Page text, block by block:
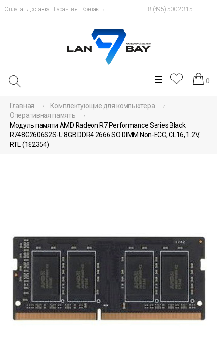
Оплата Доставка Гарантия Контакты 8 (495) 500-23-15
Toggle
navigation
☰ 0
Главная
Комплектующие для компьютера
Оперативная память
Модуль памяти AMD Radeon R7 Performance Series Black
R748G2606S2S-U 8GB DDR4 2666 SO DIMM Non-ECC, CL16, 1.2V,
RTL (182354)